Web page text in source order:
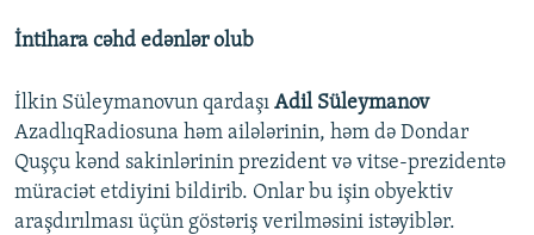
İntihara cəhd edənlər olub
İlkin Süleymanovun qardaşı Adil Süleymanov
AzadlıqRadiosuna həm ailələrinin, həm də Dondar
Quşçu kənd sakinlərinin prezident və vitse-prezidentə
müraciət etdiyini bildirib. Onlar bu işin obyektiv
araşdırılması üçün göstəriş verilməsini istəyiblər.